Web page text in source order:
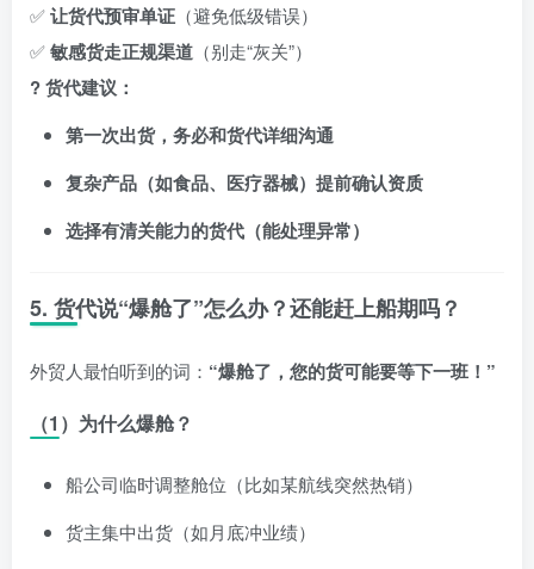
✅让货代预审单证 （避免低级错误）
✅敏感货走正规渠道 （别走“灰关”）
? 货代建议：
第一次出货，务必和货代详细沟通
复杂产品（如食品、医疗器械）提前确认资质
选择有清关能力的货代（能处理异常）
5. 货代说“爆舱了”怎么办？还能赶上船期吗？
外贸人最怕听到的词： “爆舱了，您的货可能要等下一班！”
（1）为什么爆舱？
船公司临时调整舱位（比如某航线突然热销）
货主集中出货（如月底冲业绩）